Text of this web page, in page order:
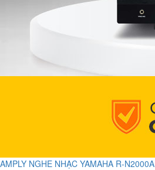
AMPLY NGHE NHẠC YAMAHA R-N2000A